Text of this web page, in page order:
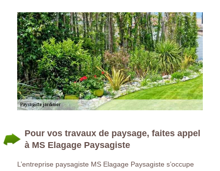
Pour vos travaux de paysage, faites appel
à MS Elagage Paysagiste
L’entreprise paysagiste MS Elagage Paysagiste s’occupe